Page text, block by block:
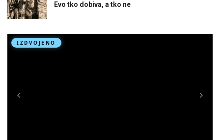
Evo tko dobiva, a tko ne